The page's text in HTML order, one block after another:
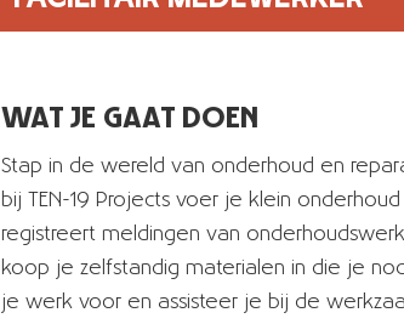
WAT JE GAAT DOEN
Stap in de wereld van onderhoud en
bij TEN-19 Projects voer je klein
registreert meldingen van
koop je zelfstandig materialen in die je
je werk voor en assisteer je bij de